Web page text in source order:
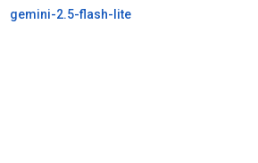
gemini-2.5-flash-lite